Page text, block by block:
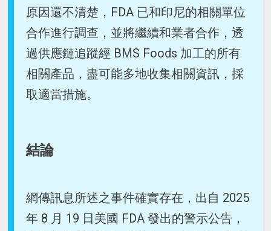
原因還不清楚，FDA 已和印尼的相關單位
合作進行調查，並將繼續和業者合作，透
過供應鏈追蹤經 BMS Foods 加工的所有
相關產品，盡可能多地收集相關資訊，採
取適當措施。
結論
網傳訊息所述之事件確實存在，出自 2025
年 8 月 19 日美國 FDA 發出的警示公告，